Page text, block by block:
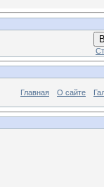
Главная О сайте